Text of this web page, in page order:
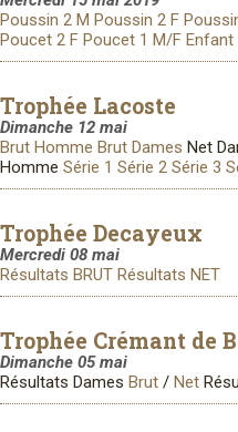
Poussin 2 M Poussin 2 F
Poucet 2 F Poucet 1 M/F Enfant
Trophée Lacoste
Dimanche 12 mai
Brut Homme Brut Dames Net
Homme Série 1 Série 2 Série 3
Trophée Decayeux
Mercredi 08 mai
Résultats BRUT Résultats NET
Trophée Crémant de
Dimanche 05 mai
Résultats Dames Brut / Net